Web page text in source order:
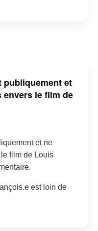
publiquement et
envers le film de
et ne
film de Louis
est loin de